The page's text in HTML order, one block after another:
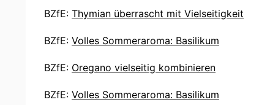
BZfE: Thymian überrascht mit Vielseitigkeit
BZfE: Volles Sommeraroma: Basilikum
BZfE: Oregano vielseitig kombinieren
BZfE: Volles Sommeraroma: Basilikum